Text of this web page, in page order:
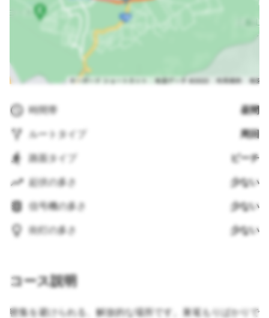
時間帯 昼間
ルートタイプ 周回
路面タイプ ビーチ
起伏の多さ 少ない
信号機の多さ 少ない
街灯の多さ 少ない
コース説明
密集を避けられる、解放的な場所です。巣篭もりばかりで